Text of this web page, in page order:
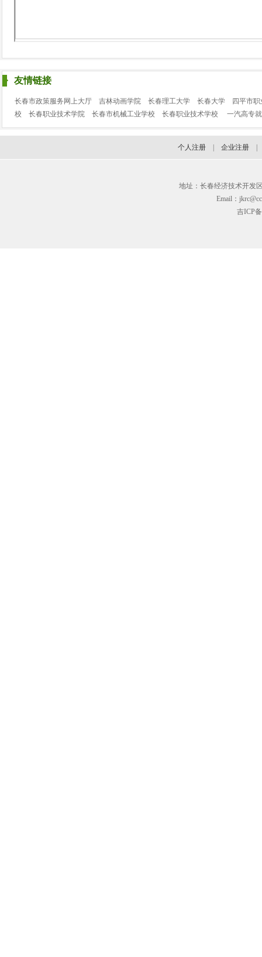
友情链接
长春市政策服务网上大厅 吉林动画学院 长春理工大学 长春大学
四平市
校
长春职业技术学院 长春市机械工业学校 长春职业技术学校 一汽高专
个人注册 企业注册
地址：长春经济技术开发
Email：
吉ICP